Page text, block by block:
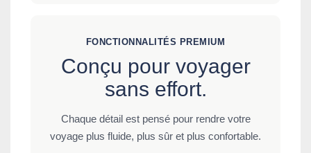
FONCTIONNALITÉS PREMIUM
Conçu pour voyager
sans effort.
Chaque détail est pensé pour rendre votre
voyage plus fluide, plus sûr et plus confortable.